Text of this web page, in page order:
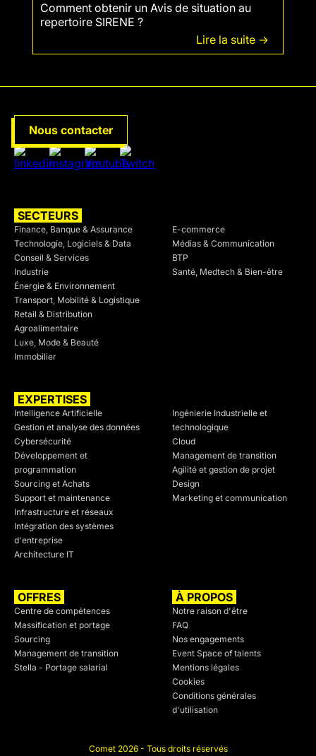
Comment obtenir un Avis de situation au
repertoire SIRENE ?
Lire la suite ->
SECTEURS
Finance, Banque & Assurance
Technologie, Logiciels & Data
Conseil & Services
Industrie
Énergie & Environnement
Transport, Mobilité & Logistique
Retail & Distribution
Agroalimentaire
Luxe, Mode & Beauté
Immobilier
E-commerce
Médias & Communication
BTP
Santé, Medtech & Bien-être
EXPERTISES
Intelligence Artificielle
Gestion et analyse des données
Cybersécurité
Développement et
programmation
Sourcing et Achats
Support et maintenance
Infrastructure et réseaux
Intégration des systèmes
d'entreprise
Architecture IT
Ingénierie Industrielle et
technologique
Cloud
Management de transition
Agilité et gestion de projet
Design
Marketing et communication
Nous contacter
OFFRES
Centre de compétences
Massification et portage
Sourcing
Management de transition
Stella - Portage salarial
À PROPOS
Notre raison d'être
FAQ
Nos engagements
Event Space of talents
Mentions légales
Cookies
Conditions générales
d'utilisation
Comet 2026 - Tous droits réservés